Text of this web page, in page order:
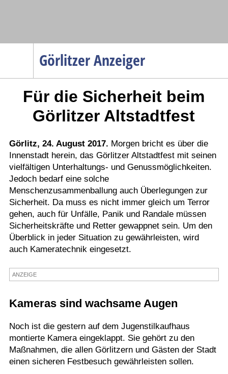
Görlitzer Anzeiger
Menüpunkte
Politik
Gesellschaft
Wirtschaft
Service
Verkehr
Gesundheit
Kultur
Sport
Für die Sicherheit beim
Görlitzer Altstadtfest
Görlitz, 24. August 2017. Morgen bricht es über die
Innenstadt herein, das Görlitzer Altstadtfest mit seinen
vielfältigen Unterhaltungs- und Genussmöglichkeiten.
Jedoch bedarf eine solche
Menschenzusammenballung auch Überlegungen zur
Sicherheit. Da muss es nicht immer gleich um Terror
gehen, auch für Unfälle, Panik und Randale müssen
Sicherheitskräfte und Retter gewappnet sein. Um den
Überblick in jeder Situation zu gewährleisten, wird
auch Kameratechnik eingesetzt.
ANZEIGE
Kameras sind wachsame Augen
Noch ist die gestern auf dem Jugenstilkaufhaus
montierte Kamera eingeklappt. Sie gehört zu den
Maßnahmen, die allen Görlitzern und Gästen der Stadt
einen sicheren Festbesuch gewährleisten sollen.